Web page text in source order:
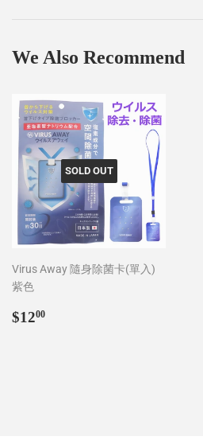
We Also Recommend
SOLD OUT
Virus Away 隨身除菌卡(單入)
紫色
Regular
$1200